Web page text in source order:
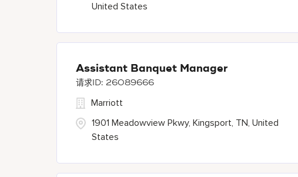
United States
Assistant Banquet Manager
26089666
1901 Meadowview Pkwy, Kingsport, TN, United
States
Marriott